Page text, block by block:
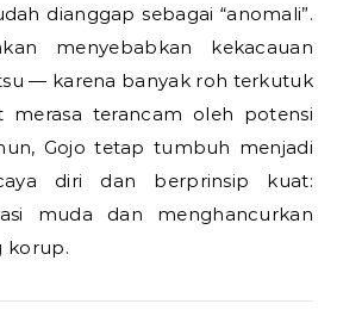
dianggap sebagai “anomali”.
menyebabkan kekacauan
— karena banyak roh terkutuk
merasa terancam oleh potensi
Gojo tetap tumbuh menjadi
diri dan berprinsip kuat:
muda dan menghancurkan
korup.